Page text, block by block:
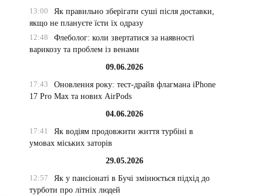
13:00
Як правильно зберігати суші після доставки,
якщо не плануєте їсти їх одразу
12:48
Флеболог: коли звертатися за наявності
варикозу та проблем із венами
09.06.2026
17:43
Оновлення року: тест-драйв флагмана iPhone
17 Pro Max та нових AirPods
04.06.2026
17:41
Як водіям продовжити життя турбіні в
умовах міських заторів
29.05.2026
12:57
Як у пансіонаті в Бучі змінюється підхід до
турботи про літніх людей